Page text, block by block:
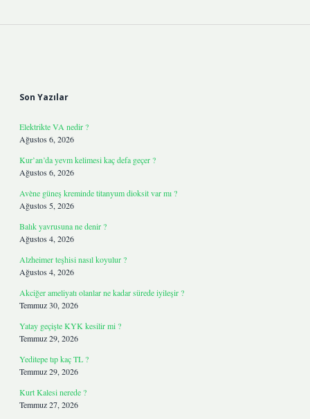
Son Yazılar
Elektrikte VA nedir ?
Ağustos 6, 2026
Kur’an’da yevm kelimesi kaç defa geçer ?
Ağustos 6, 2026
Avène güneş kreminde titanyum dioksit var mı ?
Ağustos 5, 2026
Balık yavrusuna ne denir ?
Ağustos 4, 2026
Alzheimer teşhisi nasıl koyulur ?
Ağustos 4, 2026
Akciğer ameliyatı olanlar ne kadar sürede iyileşir ?
Temmuz 30, 2026
Yatay geçişte KYK kesilir mi ?
Temmuz 29, 2026
Yeditepe tıp kaç TL ?
Temmuz 29, 2026
Kurt Kalesi nerede ?
Temmuz 27, 2026